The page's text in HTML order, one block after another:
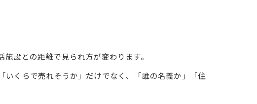
設との距離で見られ方が変わります。
いくらで売れそうか」だけでなく、「誰の名義か」「住